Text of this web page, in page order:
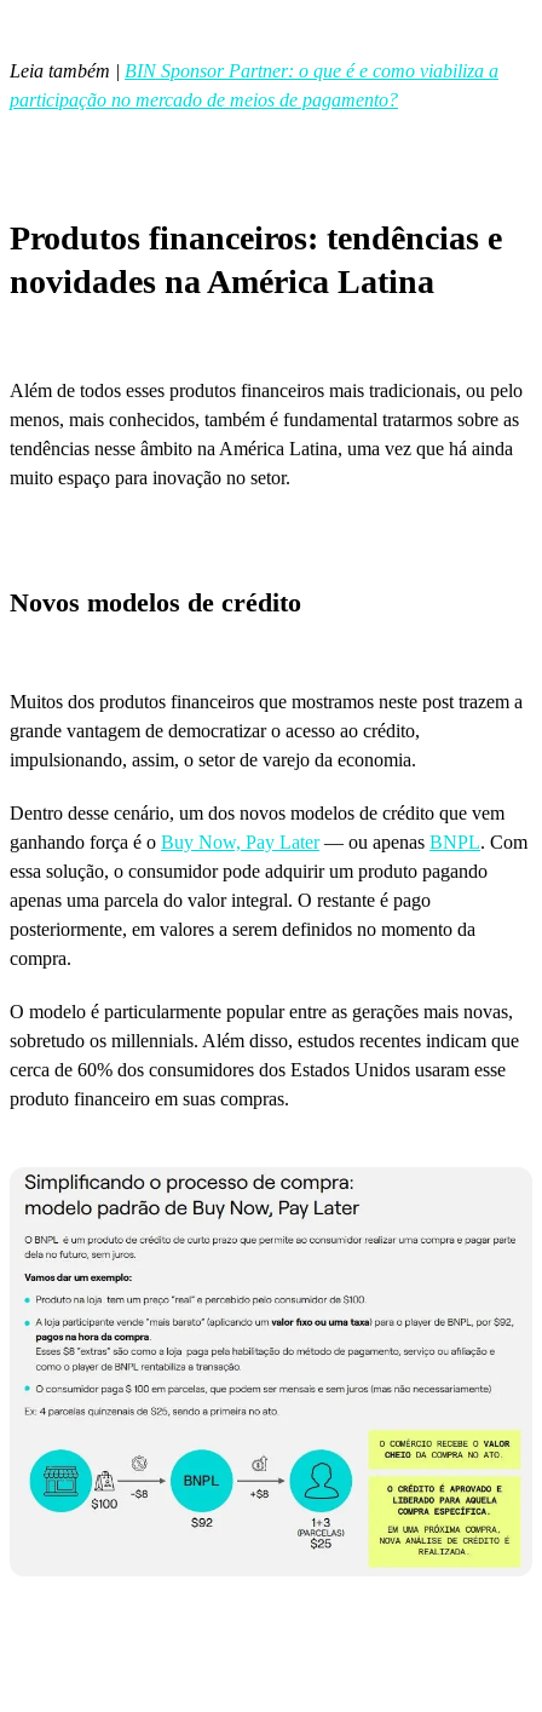
Leia também | BIN Sponsor Partner: o que é e como viabiliza a
participação no mercado de meios de pagamento?
Produtos financeiros: tendências e
novidades na América Latina
Além de todos esses produtos financeiros mais tradicionais, ou pelo
menos, mais conhecidos, também é fundamental tratarmos sobre as
tendências nesse âmbito na América Latina, uma vez que há ainda
muito espaço para inovação no setor.
Novos modelos de crédito
Muitos dos produtos financeiros que mostramos neste post trazem a
grande vantagem de democratizar o acesso ao crédito,
impulsionando, assim, o setor de varejo da economia.
Dentro desse cenário, um dos novos modelos de crédito que vem
ganhando força é o Buy Now, Pay Later— ou apenas BNPL. Com
essa solução, o consumidor pode adquirir um produto pagando
apenas uma parcela do valor integral. O restante é pago
posteriormente, em valores a serem definidos no momento da
compra.
O modelo é particularmente popular entre as gerações mais novas,
sobretudo os millennials. Além disso, estudos recentes indicam que
cerca de 60% dos consumidores dos Estados Unidos usaram esse
produto financeiro em suas compras.